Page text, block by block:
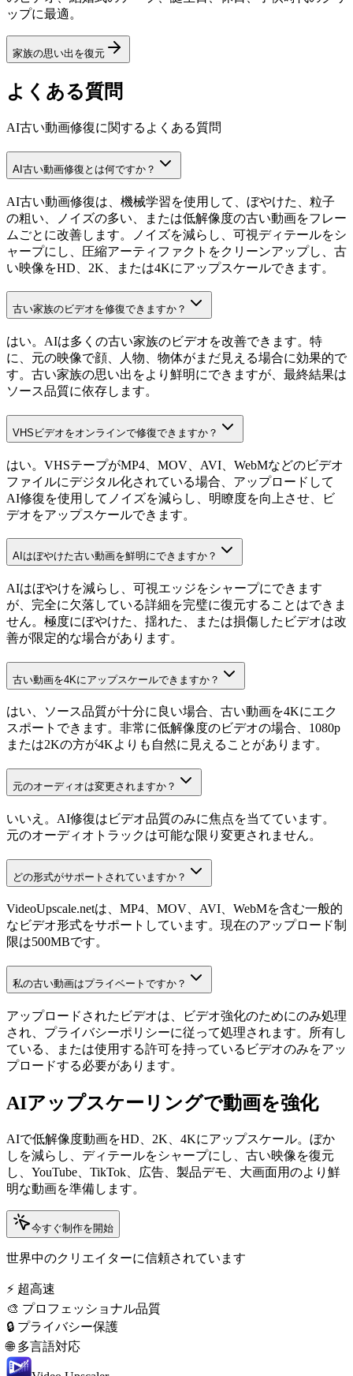
ップに最適。
家族の思い出を復元
よくある質問
AI古い動画修復に関するよくある質問
AI古い動画修復とは何ですか？
AI古い動画修復は、機械学習を使用して、ぼやけた、粒子
の粗い、ノイズの多い、または低解像度の古い動画をフレー
ムごとに改善します。ノイズを減らし、可視ディテールをシ
ャープにし、圧縮アーティファクトをクリーンアップし、古
い映像をHD、2K、または4Kにアップスケールできます。
古い家族のビデオを修復できますか？
はい。AIは多くの古い家族のビデオを改善できます。特
に、元の映像で顔、人物、物体がまだ見える場合に効果的で
す。古い家族の思い出をより鮮明にできますが、最終結果は
ソース品質に依存します。
VHSビデオをオンラインで修復できますか？
はい。VHSテープがMP4、MOV、AVI、WebMなどのビデオ
ファイルにデジタル化されている場合、アップロードして
AI修復を使用してノイズを減らし、明瞭度を向上させ、ビ
デオをアップスケールできます。
AIはぼやけた古い動画を鮮明にできますか？
AIはぼやけを減らし、可視エッジをシャープにできます
が、完全に欠落している詳細を完璧に復元することはできま
せん。極度にぼやけた、揺れた、または損傷したビデオは改
善が限定的な場合があります。
古い動画を4Kにアップスケールできますか？
はい、ソース品質が十分に良い場合、古い動画を4Kにエク
スポートできます。非常に低解像度のビデオの場合、1080p
または2Kの方が4Kよりも自然に見えることがあります。
元のオーディオは変更されますか？
いいえ。AI修復はビデオ品質のみに焦点を当てています。
元のオーディオトラックは可能な限り変更されません。
どの形式がサポートされていますか？
VideoUpscale.netは、MP4、MOV、AVI、WebMを含む一般的
なビデオ形式をサポートしています。現在のアップロード制
限は500MBです。
私の古い動画はプライベートですか？
アップロードされたビデオは、ビデオ強化のためにのみ処理
され、プライバシーポリシーに従って処理されます。所有し
ている、または使用する許可を持っているビデオのみをアッ
プロードする必要があります。
AIアップスケーリングで動画を強化
AIで低解像度動画をHD、2K、4Kにアップスケール。ぼか
しを減らし、ディテールをシャープにし、古い映像を復元
し、YouTube、TikTok、広告、製品デモ、大画面用のより鮮
明な動画を準備します。
今すぐ制作を開始
世界中のクリエイターに信頼されています
⚡ 超高速
🎨 プロフェッショナル品質
🔒 プライバシー保護
🌐 多言語対応